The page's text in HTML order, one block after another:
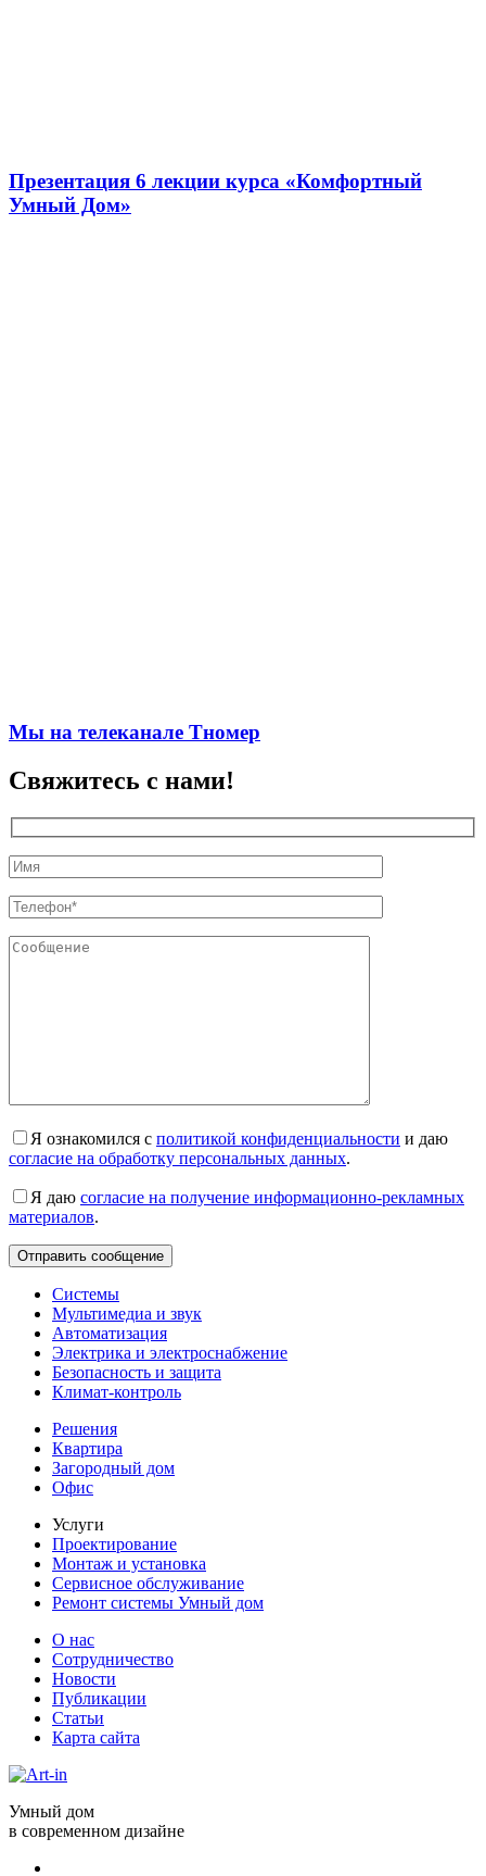
Презентация 6 лекции курса «Комфортный
Умный Дом»
Мы на телеканале Тномер
Свяжитесь с нами!
Я ознакомился с политикой конфиденциальности и даю
согласие на обработку персональных данных.
Я даю согласие на получение информационно-рекламных
материалов.
Системы
Мультимедиа и звук
Автоматизация
Электрика и электроснабжение
Безопасность и защита
Климат-контроль
Решения
Квартира
Загородный дом
Офис
Услуги
Проектирование
Монтаж и установка
Сервисное обслуживание
Ремонт системы Умный дом
О нас
Сотрудничество
Новости
Публикации
Статьи
Карта сайта
Умный дом
в современном дизайне